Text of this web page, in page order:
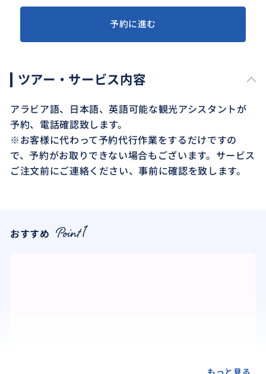
予約に進む
ツアー・サービス内容
アラビア語、日本語、英語可能な観光アシスタントが
予約、電話確認致します。
※お客様に代わって予約代行作業をするだけですの
で、予約がお取りできない場合もございます。サービス
ご注文前にご連絡ください、事前に確認を致します。
おすすめ